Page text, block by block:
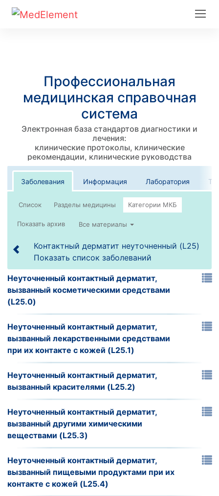
Профессиональная
медицинская справочная
система
Электронная база стандартов диагностики и
лечения:
клинические протоколы, клинические
рекомендации, клинические руководства
Заболевания Информация Лаборатория
Список
Все материалы
Контактный дерматит неуточненный (L25)
Показать список заболеваний
Неуточненный контактный дерматит,
вызванный косметическими средствами
(L25.0)
Неуточненный контактный дерматит,
вызванный лекарственными средствами
при их контакте с кожей (L25.1)
Неуточненный контактный дерматит,
вызванный красителями (L25.2)
Неуточненный контактный дерматит,
вызванный другими химическими
веществами (L25.3)
Неуточненный контактный дерматит,
вызванный пищевыми продуктами при их
контакте с кожей (L25.4)